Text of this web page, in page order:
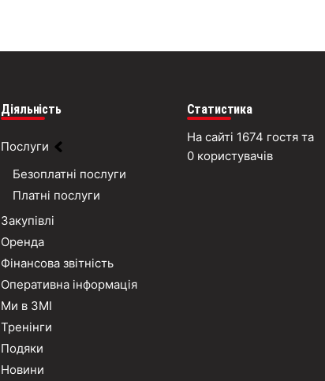
Діяльність
Послуги
Безоплатні послуги
Платні послуги
Закупівлі
Оренда
Фінансова звітність
Оперативна інформація
Ми в ЗМІ
Тренінги
Подяки
Новини
Статистика
На сайті 1674 гостя та
0 користувачів